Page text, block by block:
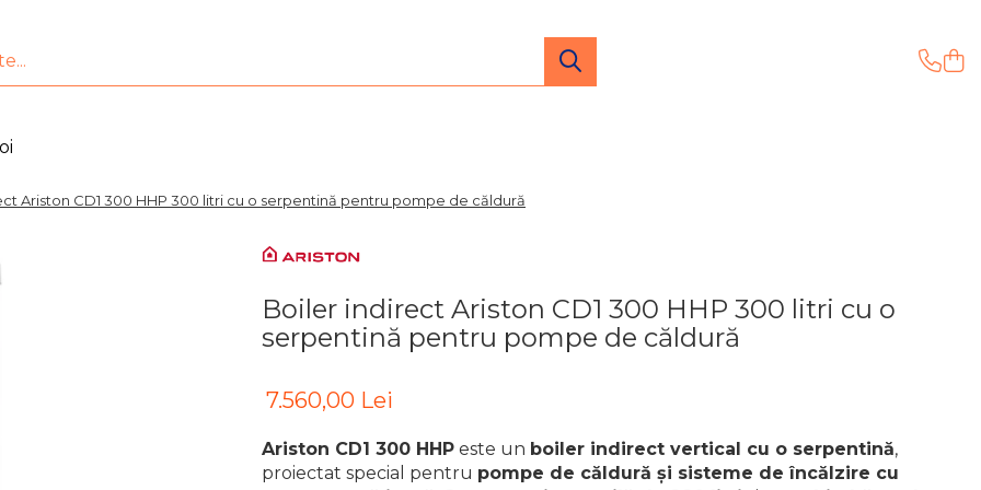
Ariston CD1 300 HHP 300 litri cu o serpentină pentru pompe de căldură
Boiler indirect Ariston CD1 300 HHP 300 litri cu o
serpentină pentru pompe de căldură
7.560,00 Lei
Ariston CD1 300 HHP este un boiler indirect vertical cu o serpentină,
proiectat special pentru pompe de căldură și sisteme de încălzire cu